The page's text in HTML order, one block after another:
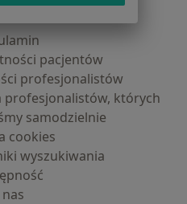
pacjentów
profesjonalistów
profesjonalistów, których
samodzielnie
cookies
wyszukiwania